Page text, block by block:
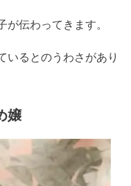
伝わってきます。
いるとのうわさがあり
嬢